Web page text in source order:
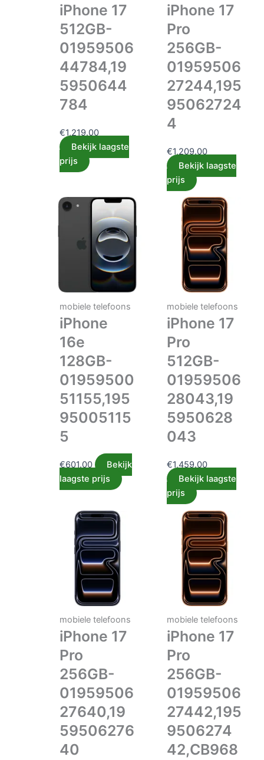
iPhone 17
512GB-
01959506
44784,19
5950644
784
€1,219.00
Bekijk laagste
prijs
iPhone 17
Pro
256GB-
01959506
27244,195
95062724
4
€1,209.00
Bekijk laagste
prijs
mobiele telefoons
iPhone
16e
128GB-
01959500
51155,195
95005115
5
€601.00
Bekijk
laagste prijs
mobiele telefoons
iPhone 17
Pro
512GB-
01959506
28043,19
5950628
043
€1,459.00
Bekijk laagste
prijs
mobiele telefoons
iPhone 17
Pro
256GB-
01959506
27640,19
59506276
40
mobiele telefoons
iPhone 17
Pro
256GB-
01959506
27442,195
9506274
42,CB968